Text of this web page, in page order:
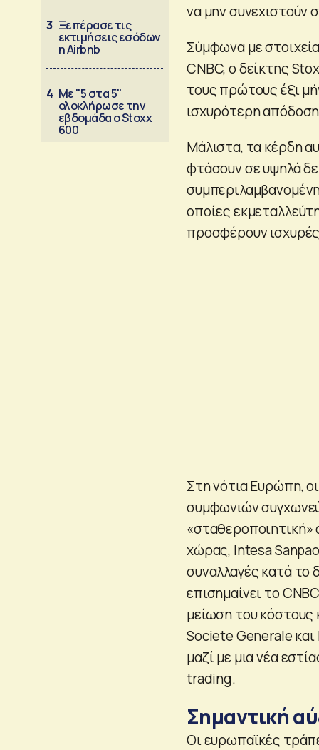
3 Ξεπέρασε τις
εκτιμήσεις εσόδων
η Airbnb
4 Με "5 στα 5"
ολοκλήρωσε την
εβδομάδα ο Stoxx
600
να μην συνεχιστούν
Σύμφωνα με
CNBC, ο δείκτης
τους πρώτους έξι
ισχυρότερη
Μάλιστα, τα κέρδη
φτάσουν σε υψηλά
οποίες
προσφέρουν
Στη νότια Ευρώπη,
συμφωνιών
«σταθεροποιητική»
χώρας, Intesa
συναλλαγές κατά
επισημαίνει το
μείωση του κόστους
Societe Generale
μαζί με μια νέα
trading.
Σημαντική
Οι ευρωπαϊκές